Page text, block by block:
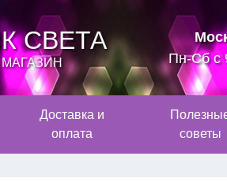
СВЕТА
Пн-Сб с
Доставка и
оплата
советы